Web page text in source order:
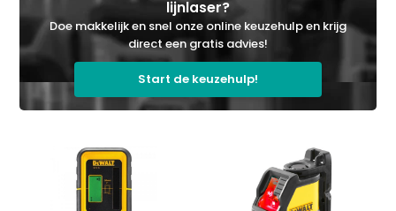
lijnlaser?
Doe makkelijk en snel onze online keuzehulp en krijg
direct een gratis advies!
Start de keuzehulp!